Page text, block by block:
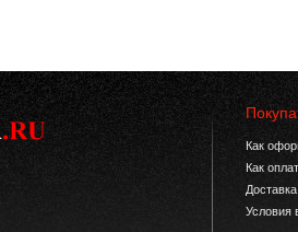
Как
Как
Условия